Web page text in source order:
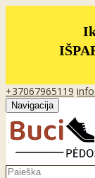
+37067965119
Navigacija